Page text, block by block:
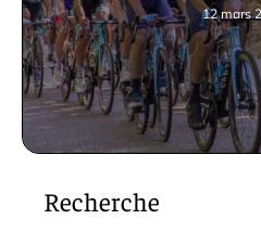
12 mars
Recherche